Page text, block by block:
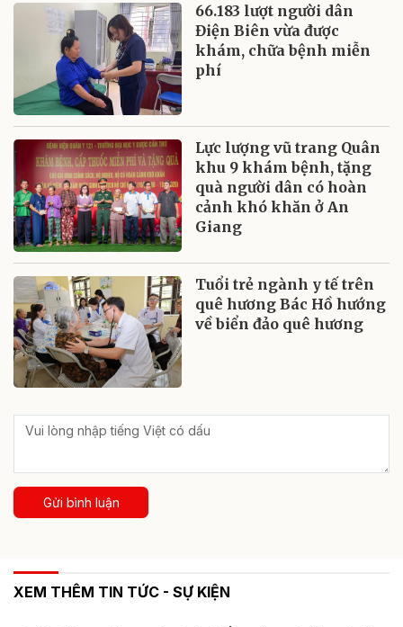
66.183 lượt người dân
Điện Biên vừa được
khám, chữa bệnh miễn
phí
Lực lượng vũ trang Quân
khu 9 khám bệnh, tặng
quà người dân có hoàn
cảnh khó khăn ở An
Giang
Tuổi trẻ ngành y tế trên
quê hương Bác Hồ hướng
về biển đảo quê hương
Gửi bình luận
XEM THÊM TIN TỨC - SỰ KIỆN